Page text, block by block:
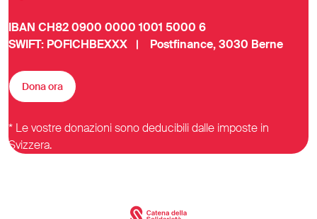
IBAN CH82 0900 0000 1001 5000 6
SWIFT: POFICHBEXXX | Postfinance, 3030 Berne
Dona ora
* Le vostre donazioni sono deducibili dalle imposte in
Svizzera.